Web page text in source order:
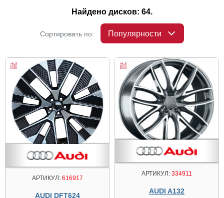
Найдено дисков: 64.
Сортировать по: Популярности
АРТИКУЛ:616917
AUDI DFT624
АРТИКУЛ: 334911
AUDI A132